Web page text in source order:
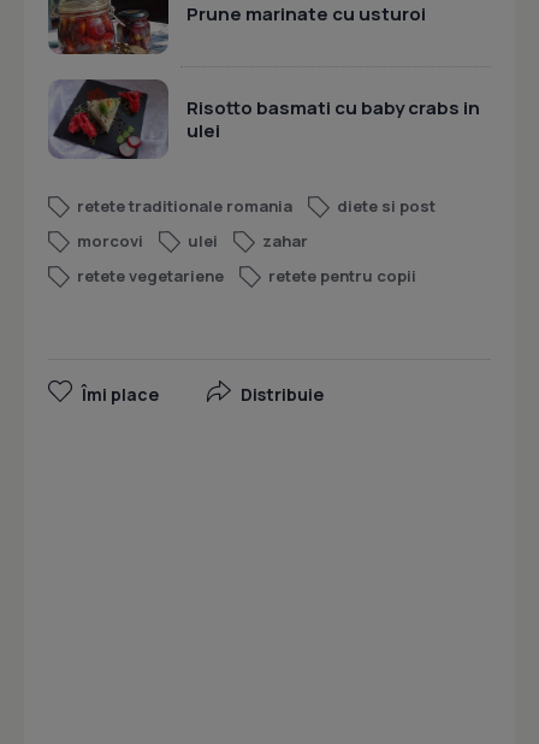
Prune marinate cu usturoi
Risotto basmati cu baby crabs in
ulei
retete traditionale romania
diete si post
morcovi
ulei
zahar
retete vegetariene
retete pentru copii
Îmi place Distribuie